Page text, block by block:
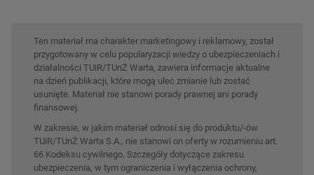
Ten materiał ma charakter marketingowy i reklamowy, został
przygotowany w celu popularyzacji wiedzy o ubezpieczeniach i
działalności TUiR/TUnŻ Warta, zawiera informacje aktualne
na dzień publikacji, które mogą ulec zmianie lub zostać
usunięte. Materiał nie stanowi porady prawnej ani porady
finansowej.
W zakresie, w jakim materiał odnosi się do produktu/-ów
TUiR/TUnŻ Warta S.A., nie stanowi on oferty w rozumieniu art.
66 Kodeksu cywilnego. Szczegóły dotyczące zakresu
ubezpieczenia, w tym ograniczenia i wyłączenia ochrony,